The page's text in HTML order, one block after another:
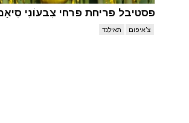
פסטיבל פריחת פרחי צִבעוֹנִי
צ'איפום תאילנד